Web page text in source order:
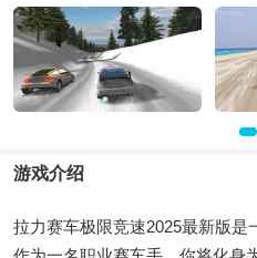
游戏介绍
拉力赛车极限竞速2025最新版是